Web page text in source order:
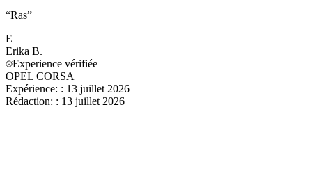
“Ras”
E
Erika B.
Experience vérifiée
OPEL CORSA
Expérience: : 13 juillet 2026
Rédaction: : 13 juillet 2026